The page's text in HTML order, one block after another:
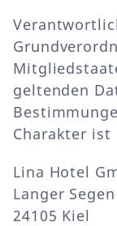
geltenden
Charakter ist
Lina Hotel
Langer
24105 Kiel